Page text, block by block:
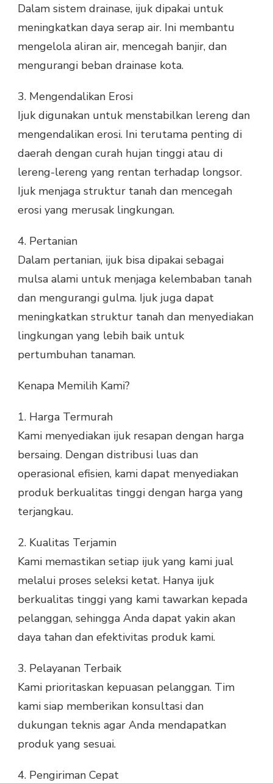
Dalam sistem drainase, ijuk dipakai untuk
meningkatkan daya serap air. Ini membantu
mengelola aliran air, mencegah banjir, dan
mengurangi beban drainase kota.
3. Mengendalikan Erosi
Ijuk digunakan untuk menstabilkan lereng dan
mengendalikan erosi. Ini terutama penting di
daerah dengan curah hujan tinggi atau di
lereng-lereng yang rentan terhadap longsor.
Ijuk menjaga struktur tanah dan mencegah
erosi yang merusak lingkungan.
4. Pertanian
Dalam pertanian, ijuk bisa dipakai sebagai
mulsa alami untuk menjaga kelembaban tanah
dan mengurangi gulma. Ijuk juga dapat
meningkatkan struktur tanah dan menyediakan
lingkungan yang lebih baik untuk
pertumbuhan tanaman.
Kenapa Memilih Kami?
1. Harga Termurah
Kami menyediakan ijuk resapan dengan harga
bersaing. Dengan distribusi luas dan
operasional efisien, kami dapat menyediakan
produk berkualitas tinggi dengan harga yang
terjangkau.
2. Kualitas Terjamin
Kami memastikan setiap ijuk yang kami jual
melalui proses seleksi ketat. Hanya ijuk
berkualitas tinggi yang kami tawarkan kepada
pelanggan, sehingga Anda dapat yakin akan
daya tahan dan efektivitas produk kami.
3. Pelayanan Terbaik
Kami prioritaskan kepuasan pelanggan. Tim
kami siap memberikan konsultasi dan
dukungan teknis agar Anda mendapatkan
produk yang sesuai.
4. Pengiriman Cepat